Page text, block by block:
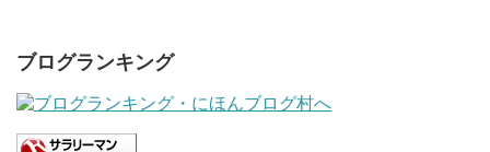
ブログランキング